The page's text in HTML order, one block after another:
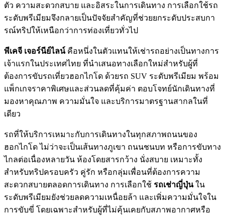
ตัว ความสะดวกสบาย และอิสระในการเดินทาง การเลือกใช้รถ
ระดับพรีเมียมจึงกลายเป็นปัจจัยสำคัญที่ช่วยยกระดับประสบกา
รณ์ทริปให้เหนือกว่าการท่องเที่ยวทั่วไป
พีเคจี เจอร์นีย์ไลน์คือหนึ่งในตัวแทนให้เช่ารถอย่างเป็นทางการ
เจ้าแรกในประเทศไทย ที่นำเสนอทางเลือกใหม่สำหรับผู้ที่
ต้องการขับรถเที่ยวฮอกไกโด ด้วยรถ SUV ระดับพรีเมียม พร้อม
แพ็กเกจราคาพิเศษและส่วนลดที่คุ้มค่า ตอบโจทย์นักเดินทางที่
มองหาคุณภาพ ความมั่นใจ และบริการมาตรฐานสากลในที่
เดียว
รถที่ให้บริการเหมาะกับการเดินทางในทุกสภาพถนนของ
ฮอกไกโด ไม่ว่าจะเป็นเส้นทางภูเขา ถนนชนบท หรือการขับทาง
ไกลต่อเนื่องหลายวัน ห้องโดยสารกว้าง นั่งสบาย เหมาะทั้ง
สำหรับทริปครอบครัว คู่รัก หรือกลุ่มเพื่อนที่ต้องการความ
สะดวกสบายตลอดการเดินทาง การเลือกใช้ รถเช่าญี่ปุ่นใน
ระดับพรีเมียมยังช่วยลดความเหนื่อยล้า และเพิ่มความมั่นใจใน
การขับขี่ โดยเฉพาะสำหรับผู้ที่ไม่คุ้นเคยกับสภาพอากาศหรือ